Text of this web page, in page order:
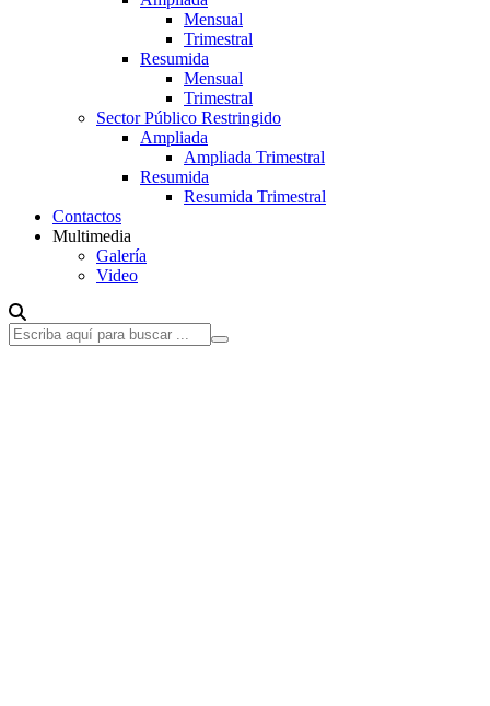
Mensual
Trimestral
Resumida
Mensual
Trimestral
Sector Público Restringido
Ampliada
Ampliada Trimestral
Resumida
Resumida Trimestral
Contactos
Multimedia
Galería
Video